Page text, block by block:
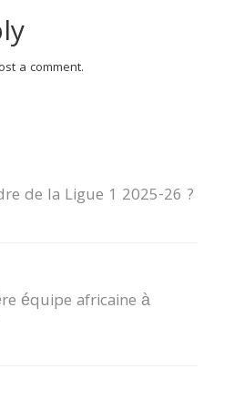
a comment.
de la Ligue 1 2025-26 ?
équipe africaine à